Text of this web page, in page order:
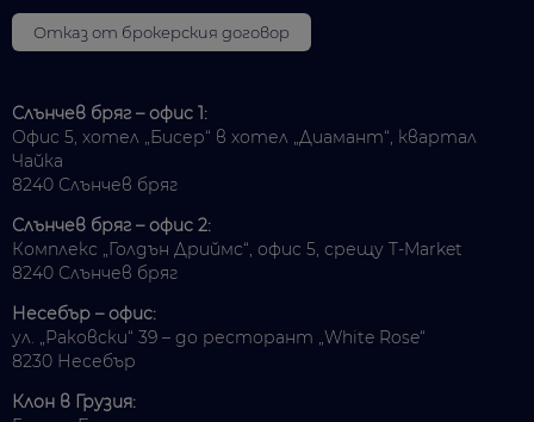
Отказ от брокерския договор
Слънчев бряг – офис 1:
Офис 5, хотел „Бисер“ в хотел „Диамант“, квартал
Чайка
8240 Слънчев бряг
Слънчев бряг – офис 2:
Комплекс „Голдън Дриймс“, офис 5, срещу T-Market
8240 Слънчев бряг
Несебър – офис:
ул. „Раковски“ 39 – до ресторант „White Rose“
8230 Несебър
Клон в Грузия: